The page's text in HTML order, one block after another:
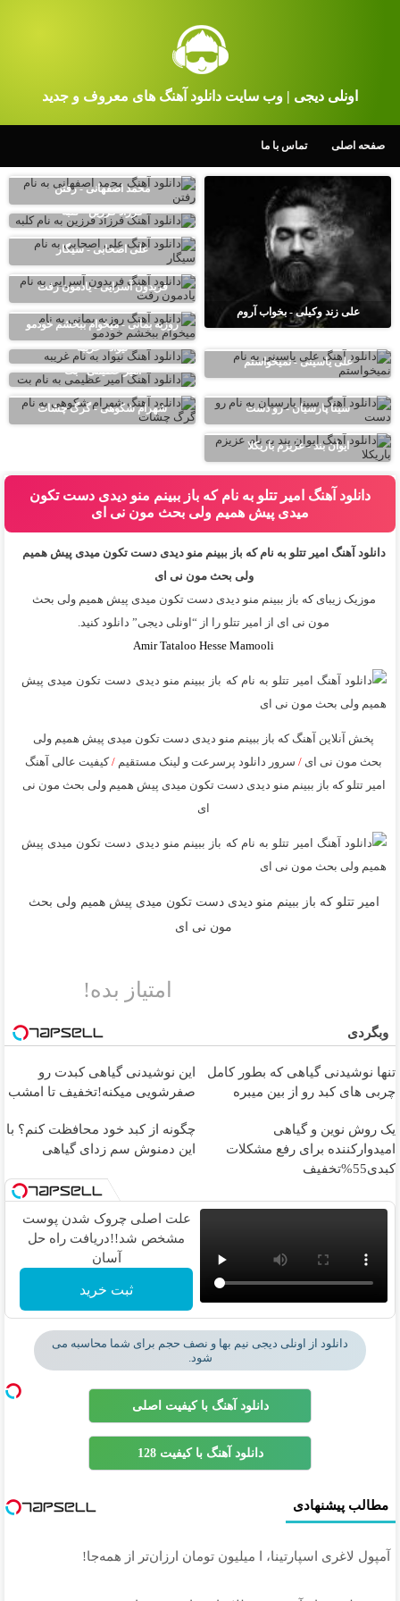
اونلی دیجی | وب سایت دانلود آهنگ های معروف و جدید
صفحه اصلی تماس با ما
علی زند وکیلی - بخواب آروم
محمد اصفهانی - رفتن
فرزاد فرزین - کلبه
علی اصحابی - سیگار
فریدون آسرایی - یادمون رفت
روزبه بمانی - میخوام ببخشم خودمو
علی یاسینی - نمیخواستم
نیواد - غریبه
امیر عظیمی - بت
سینا پارسیان - رو دست شهرام شکوهی - گرگ چشات
ایوان بند - عزیزم باریکلا
دانلود آهنگ امیر تتلو به نام که باز ببینم منو دیدی دست تکون
میدی پیش همیم ولی بحث مون نی ای
دانلود آهنگ امیر تتلو به نام که باز ببینم منو دیدی دست تکون میدی پیش همیم
ولی بحث مون نی ای
موزیک زیبای که باز ببینم منو دیدی دست تکون میدی پیش همیم ولی بحث
مون نی ای از
امیر تتلو را از “اونلی دیجی” دانلود کنید.
Amir Tataloo Hesse Mamooli
پخش آنلاین آهنگ که باز ببینم منو دیدی دست تکون میدی پیش همیم ولی
بحث مون نی ای /سرور دانلود پرسرعت و لینک مستقیم /کیفیت عالی آهنگ
امیر تتلو که باز ببینم منو دیدی دست تکون میدی پیش همیم ولی بحث مون نی
ای
امیر تتلو که باز ببینم منو دیدی دست تکون میدی پیش همیم ولی بحث
مون نی ای
امتیاز بده!
وبگردی
تنها نوشیدنی گیاهی که بطور کامل
چربی های کبد رو از بین میبره
این نوشیدنی گیاهی کبدت رو
صفرشویی میکنه!تخفیف تا امشب
یک روش نوین و گیاهی
امیدوارکننده برای رفع مشکلات
کبدی55%تخفیف
چگونه از کبد خود محافظت کنم؟ با
این دمنوش سم زدای گیاهی
علت اصلی چروک شدن پوست
مشخص شد!!دریافت راه حل
آسان
ثبت خرید
دانلود از اونلی دیجی نیم بها و نصف حجم برای شما محاسبه می
شود.
دانلود آهنگ با کیفیت اصلی
دانلود آهنگ با کیفیت 128
مطالب پیشنهادی
آمپول لاغری اسپارتینا، ا میلیون تومان ارزان‌تر از همه‌جا!